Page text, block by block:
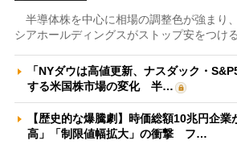
半導体株を中心に相場の調整色が強まり
シアホールディングスがストップ安をつけ
「NYダウは高値更新、ナスダック・
する米国株市場の変化 半…
【歴史的な爆騰劇】時価総額10兆円企
高」「制限値幅拡大」の衝撃 フ…